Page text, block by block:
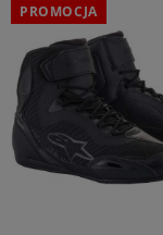
PROMOCJA